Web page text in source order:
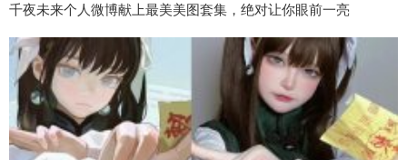
千夜未来个人微博献上最美美图套集，绝对让你眼前一亮